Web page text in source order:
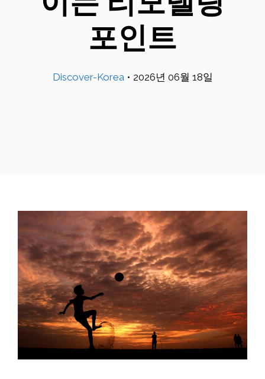
포인트
Discover-Korea • 2026년 06월 18일